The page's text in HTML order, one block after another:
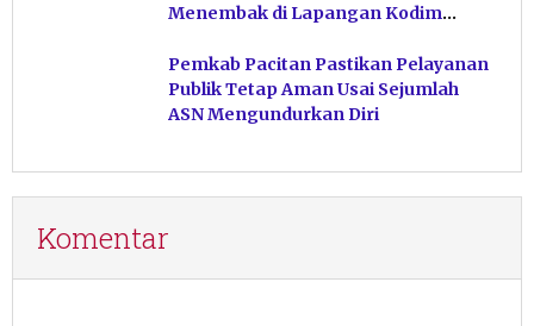
Menembak di Lapangan Kodim
Pemkab Pacitan Pastikan Pelayanan
Publik Tetap Aman Usai Sejumlah
ASN Mengundurkan Diri
Komentar